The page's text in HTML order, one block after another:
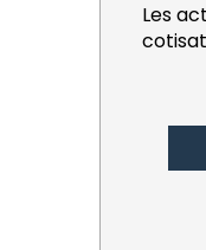
Les